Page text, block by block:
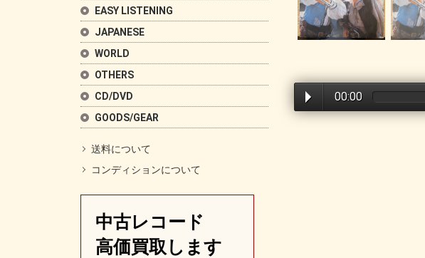
EASY LISTENING
JAPANESE
WORLD
OTHERS
CD/DVD
GOODS/GEAR
送料について
コンディションについて
中古レコード
高価買取します
00:00